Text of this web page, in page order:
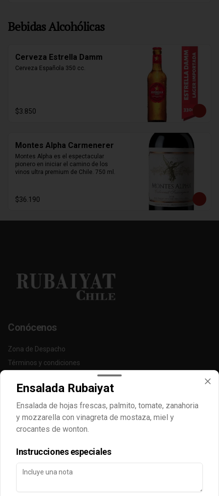
Bebidas Alcohólicas
Cerveza Estrella Damm
Cerveza Española 350 cc.
$3.850
Montes Alpha Carmenerer
Montes Alpha es el espectacular
pionero en iniciar el camino de los
vinos ultra premium de Chile. 750 ml.
$36.190
Conócenos
Zona de Despacho
Términos y condiciones
Instagram
Facebook
Mi cuenta
Iniciar sesión
Ensalada Rubaiyat
Ensalada de hojas frescas, palmito, tomate, zanahoria
y mozzarella con vinagreta de mostaza, miel y
crocantes de wonton.
Instrucciones especiales